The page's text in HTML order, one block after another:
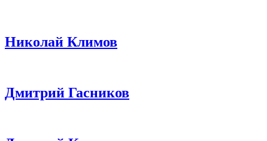
Николай Климов
Дмитрий Гасников